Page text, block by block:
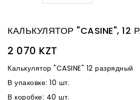
КАЛЬКУЛЯТОР "CASINE",
2 070 KZT
Калькулятор "CASINE" 12 разрядный
В упаковке: 10 шт.
В коробке: 40 шт.